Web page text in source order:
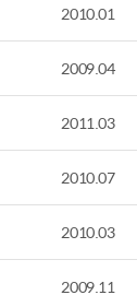
2010.01
2009.04
2011.03
2010.07
2010.03
2009.11